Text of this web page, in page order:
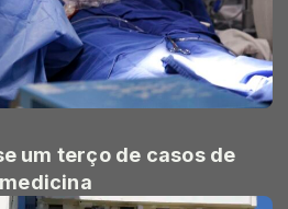
um terço de casos de